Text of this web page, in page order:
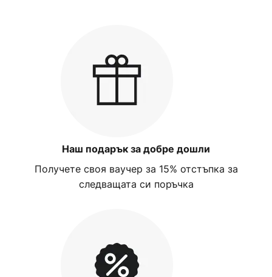
Наш подарък за добре дошли
Получете своя ваучер за 15% отстъпка за
следващата си поръчка